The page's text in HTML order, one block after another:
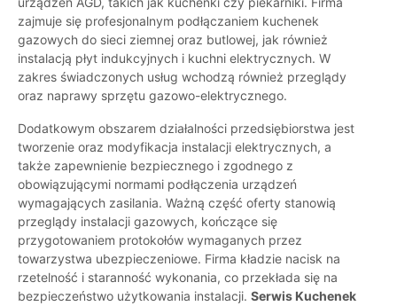
zajmuje się profesjonalnym podłączaniem kuchenek
gazowych do sieci ziemnej oraz butlowej, jak również
instalacją płyt indukcyjnych i kuchni elektrycznych. W
zakres świadczonych usług wchodzą również przeglądy
oraz naprawy sprzętu gazowo-elektrycznego.
Dodatkowym obszarem działalności przedsiębiorstwa jest
tworzenie oraz modyfikacja instalacji elektrycznych, a
także zapewnienie bezpiecznego i zgodnego z
obowiązującymi normami podłączenia urządzeń
wymagających zasilania. Ważną część oferty stanowią
przeglądy instalacji gazowych, kończące się
przygotowaniem protokołów wymaganych przez
towarzystwa ubezpieczeniowe. Firma kładzie nacisk na
rzetelność i staranność wykonania, co przekłada się na
bezpieczeństwo użytkowania instalacji. Serwis Kuchenek